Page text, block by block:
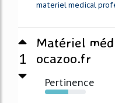
materiel medical
1
Matériel
ocazoo.fr
Pertinence
57%